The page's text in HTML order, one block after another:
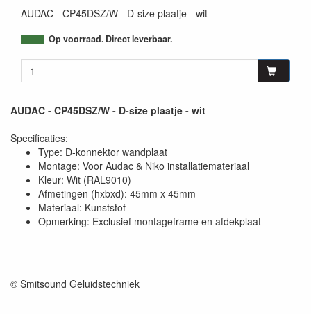
AUDAC - CP45DSZ/W - D-size plaatje - wit
Op voorraad. Direct leverbaar.
AUDAC - CP45DSZ/W - D-size plaatje - wit
Specificaties:
Type: D-konnektor wandplaat
Montage: Voor Audac & Niko installatiemateriaal
Kleur: Wit (RAL9010)
Afmetingen (hxbxd): 45mm x 45mm
Materiaal: Kunststof
Opmerking: Exclusief montageframe en afdekplaat
© Smitsound Geluidstechniek